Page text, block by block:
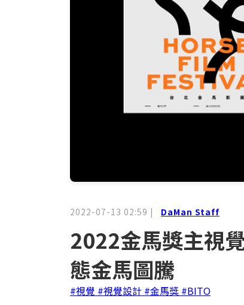
2022-07-13 02:59 | DaMan Staff
2022金馬獎主視
態金馬圖騰
#視覺 #視覺設計 #金馬獎 #BITO